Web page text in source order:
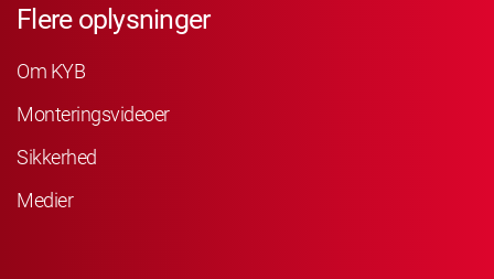
Flere oplysninger
Om KYB
Monteringsvideoer
Sikkerhed
Medier